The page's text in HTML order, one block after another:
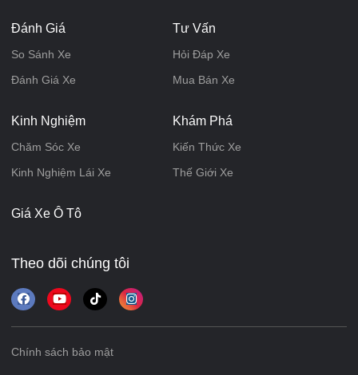
Đánh Giá
So Sánh Xe
Đánh Giá Xe
Tư Vấn
Hỏi Đáp Xe
Mua Bán Xe
Kinh Nghiệm
Chăm Sóc Xe
Kinh Nghiệm Lái Xe
Khám Phá
Kiến Thức Xe
Thế Giới Xe
Giá Xe Ô Tô
Theo dõi chúng tôi
Chính sách bảo mật